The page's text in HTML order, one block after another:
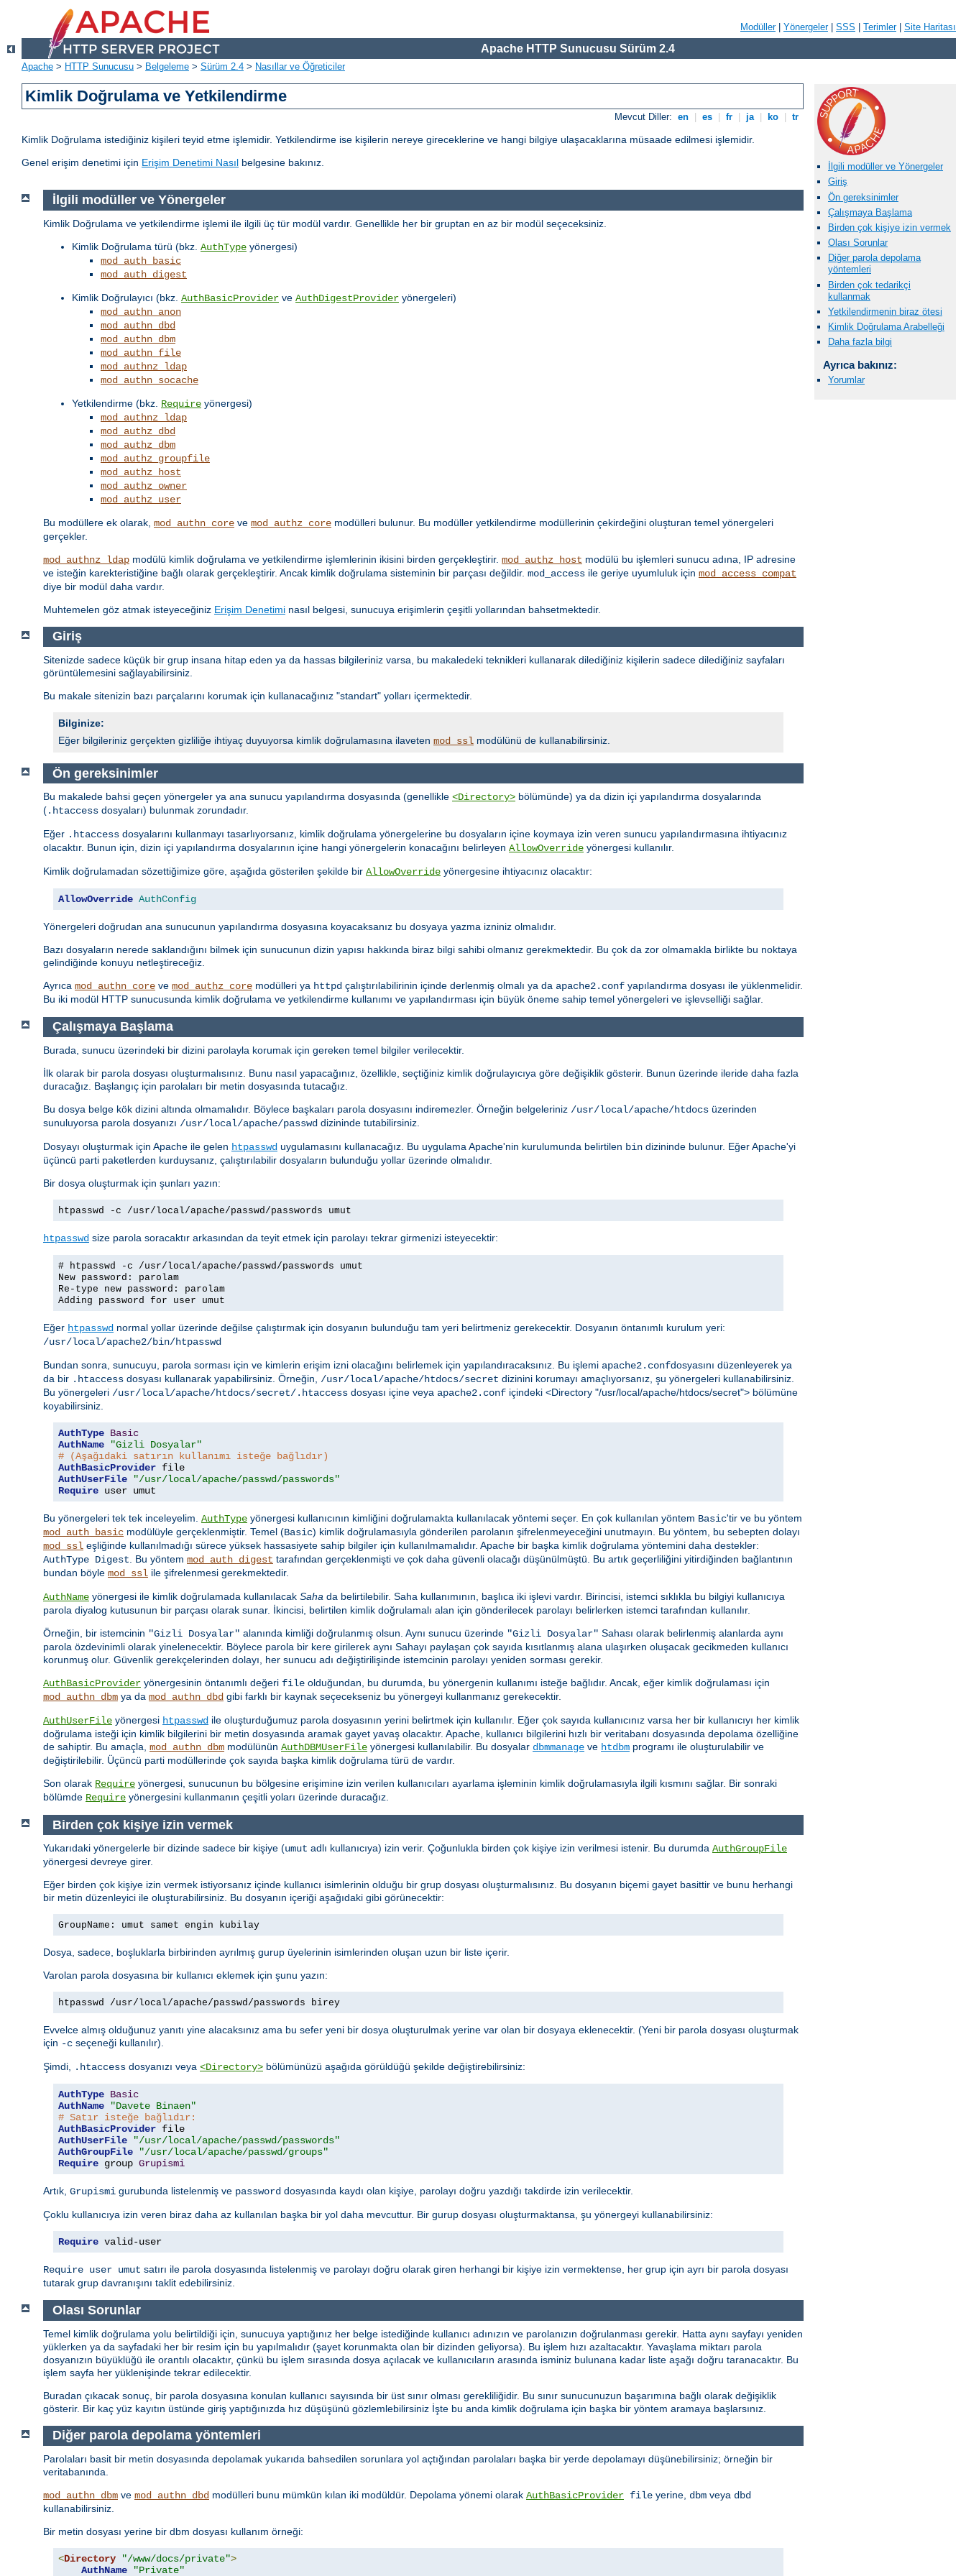
Modüller| Yönergeler| SSS Terimler| Site Haritası
Apache HTTP Sunucusu Sürüm 2.4
Apache > HTTP Sunucusu > Belgeleme > Sürüm 2.4 > Nasıllar ve Öğreticiler
Kimlik Doğrulama ve Yetkilendirme
Mevcut Diller: en es fr ja ko tr
Kimlik Doğrulama istediğiniz kişileri teyid etme işlemidir. Yetkilendirme ise kişilerin nereye gireceklerine ve hangi bilgiye ulaşacaklarına müsaade edilmesi işlemidir.
Genel erişim denetimi için Erişim Denetimi Nasıl belgesine bakınız.
İlgili modüller ve Yönergeler
Giriş
Ön gereksinimler
Çalışmaya Başlama
Birden çok kişiye izin vermek
Olası Sorunlar
Diğer parola depolama
yöntemleri
Birden çok tedarikçi
kullanmak
Yetkilendirmenin biraz ötesi
Kimlik Doğrulama Arabelleği
Daha fazla bilgi
Ayrıca bakınız:
Yorumlar
İlgili modüller ve Yönergeler
Kimlik Doğrulama ve yetkilendirme işlemi ile ilgili üç tür modül vardır. Genellikle her bir gruptan en az bir modül seçeceksiniz.
Kimlik Doğrulama türü (bkz. AuthType yönergesi)
mod_auth_basic
mod_auth_digest
Kimlik Doğrulayıcı (bkz. AuthBasicProvider ve AuthDigestProvider yönergeleri)
mod_authn_anon
mod_authn_dbd
mod_authn_dbm
mod_authn_file
mod_authnz_ldap
mod_authn_socache
Yetkilendirme (bkz. Require yönergesi)
mod_authnz_ldap
mod_authz_dbd
mod_authz_dbm
mod_authz_groupfile
mod_authz_host
mod_authz_owner
mod_authz_user
Bu modüllere ek olarak, mod_authn_core ve mod_authz_core modülleri bulunur. Bu modüller yetkilendirme modüllerinin çekirdeğini oluşturan temel yönergeleri
gerçekler.
mod_authnz_ldap modülü kimlik doğrulama ve yetkilendirme işlemlerinin ikisini birden gerçekleştirir. mod_authz_host modülü bu işlemleri sunucu adına, IP adresine
ve isteğin karekteristiğine bağlı olarak gerçekleştirir. Ancak kimlik doğrulama sisteminin bir parçası değildir. mod_access ile geriye uyumluluk için mod_access_compat
diye bir modül daha vardır.
Muhtemelen göz atmak isteyeceğiniz Erişim Denetimi nasıl belgesi, sunucuya erişimlerin çeşitli yollarından bahsetmektedir.
Giriş
Sitenizde sadece küçük bir grup insana hitap eden ya da hassas bilgileriniz varsa, bu makaledeki teknikleri kullanarak dilediğiniz kişilerin sadece dilediğiniz sayfaları
görüntülemesini sağlayabilirsiniz.
Bu makale sitenizin bazı parçalarını korumak için kullanacağınız "standart" yolları içermektedir.
Bilginize:
Eğer bilgileriniz gerçekten gizliliğe ihtiyaç duyuyorsa kimlik doğrulamasına ilaveten mod_ssl modülünü de kullanabilirsiniz.
Ön gereksinimler
Bu makalede bahsi geçen yönergeler ya ana sunucu yapılandırma dosyasında (genellikle <Directory> bölümünde) ya da dizin içi yapılandırma dosyalarında
(.htaccess dosyaları) bulunmak zorundadır.
Eğer .htaccess dosyalarını kullanmayı tasarlıyorsanız, kimlik doğrulama yönergelerine bu dosyaların içine koymaya izin veren sunucu yapılandırmasına ihtiyacınız
olacaktır. Bunun için, dizin içi yapılandırma dosyalarının içine hangi yönergelerin konacağını belirleyen AllowOverride yönergesi kullanılır.
Kimlik doğrulamadan sözettiğimize göre, aşağıda gösterilen şekilde bir AllowOverride yönergesine ihtiyacınız olacaktır:
AllowOverride AuthConfig
Yönergeleri doğrudan ana sunucunun yapılandırma dosyasına koyacaksanız bu dosyaya yazma izniniz olmalıdır.
Bazı dosyaların nerede saklandığını bilmek için sunucunun dizin yapısı hakkında biraz bilgi sahibi olmanız gerekmektedir. Bu çok da zor olmamakla birlikte bu noktaya
gelindiğinde konuyu netleştireceğiz.
Ayrıca mod_authn_core ve mod_authz_core modülleri ya httpd çalıştırılabilirinin içinde derlenmiş olmalı ya da apache2.conf yapılandırma dosyası ile yüklenmelidir.
Bu iki modül HTTP sunucusunda kimlik doğrulama ve yetkilendirme kullanımı ve yapılandırması için büyük öneme sahip temel yönergeleri ve işlevselliği sağlar.
Çalışmaya Başlama
Burada, sunucu üzerindeki bir dizini parolayla korumak için gereken temel bilgiler verilecektir.
İlk olarak bir parola dosyası oluşturmalısınız. Bunu nasıl yapacağınız, özellikle, seçtiğiniz kimlik doğrulayıcıya göre değişiklik gösterir. Bunun üzerinde ileride daha fazla
duracağız. Başlangıç için parolaları bir metin dosyasında tutacağız.
Bu dosya belge kök dizini altında olmamalıdır. Böylece başkaları parola dosyasını indiremezler. Örneğin belgeleriniz /usr/local/apache/htdocs üzerinden
sunuluyorsa parola dosyanızı /usr/local/apache/passwd dizininde tutabilirsiniz.
Dosyayı oluşturmak için Apache ile gelen htpasswd uygulamasını kullanacağız. Bu uygulama Apache'nin kurulumunda belirtilen bin dizininde bulunur. Eğer Apache'yi
üçüncü parti paketlerden kurduysanız, çalıştırılabilir dosyaların bulunduğu yollar üzerinde olmalıdır.
Bir dosya oluşturmak için şunları yazın:
htpasswd -c /usr/local/apache/passwd/passwords umut
htpasswd size parola soracaktır arkasından da teyit etmek için parolayı tekrar girmenizi isteyecektir:
# htpasswd -c /usr/local/apache/passwd/passwords umut
New password: parolam
Re-type new password: parolam
Adding password for user umut
Eğer htpasswd normal yollar üzerinde değilse çalıştırmak için dosyanın bulunduğu tam yeri belirtmeniz gerekecektir. Dosyanın öntanımlı kurulum yeri:
/usr/local/apache2/bin/htpasswd
Bundan sonra, sunucuyu, parola sorması için ve kimlerin erişim izni olacağını belirlemek için yapılandıracaksınız. Bu işlemi apache2.confdosyasını düzenleyerek ya
da bir .htaccess dosyası kullanarak yapabilirsiniz. Örneğin, /usr/local/apache/htdocs/secret dizinini korumayı amaçlıyorsanız, şu yönergeleri kullanabilirsiniz.
Bu yönergeleri /usr/local/apache/htdocs/secret/.htaccess dosyası içine veya apache2.conf içindeki <Directory "/usr/local/apache/htdocs/secret"> bölümüne
koyabilirsiniz.
AuthType Basic
AuthName
"Gizli Dosyalar"
# (Aşağıdaki satırın kullanımı isteğe bağlıdır)
AuthBasicProvider
AuthUserFile
"/usr/local/apache/passwd/passwords"
Require user umut
Bu yönergeleri tek tek inceleyelim. AuthType yönergesi kullanıcının kimliğini doğrulamakta kullanılacak yöntemi seçer. En çok kullanılan yöntem Basic'tir ve bu yöntem
mod_auth_basic modülüyle gerçeklenmiştir. Temel (Basic) kimlik doğrulamasıyla gönderilen parolanın şifrelenmeyeceğini unutmayın. Bu yöntem, bu sebepten dolayı
mod_ssl eşliğinde kullanılmadığı sürece yüksek hassasiyete sahip bilgiler için kullanılmamalıdır. Apache bir başka kimlik doğrulama yöntemini daha destekler:
AuthType Digest . Bu yöntem mod_auth_digest tarafından gerçeklenmişti ve çok daha güvenli olacağı düşünülmüştü. Bu artık geçerliliğini yitirdiğinden bağlantının
bundan böyle mod_ssl ile şifrelenmesi gerekmektedir.
AuthName yönergesi ile kimlik doğrulamada kullanılacak Saha da belirtilebilir. Saha kullanımının, başlıca iki işlevi vardır. Birincisi, istemci sıklıkla bu bilgiyi kullanıcıya
parola diyalog kutusunun bir parçası olarak sunar. İkincisi, belirtilen kimlik doğrulamalı alan için gönderilecek parolayı belirlerken istemci tarafından kullanılır.
Örneğin, bir istemcinin "Gizli Dosyalar" alanında kimliği doğrulanmış olsun. Aynı sunucu üzerinde "Gizli Dosyalar" Sahası olarak belirlenmiş alanlarda aynı
parola özdevinimli olarak yinelenecektir. Böylece parola bir kere girilerek aynı Sahayı paylaşan çok sayıda kısıtlanmış alana ulaşırken oluşacak gecikmeden kullanıcı
korunmuş olur. Güvenlik gerekçelerinden dolayı, her sunucu adı değiştirilişinde istemcinin parolayı yeniden sorması gerekir.
AuthBasicProvider yönergesinin öntanımlı değeri file olduğundan, bu durumda, bu yönergenin kullanımı isteğe bağlıdır. Ancak, eğer kimlik doğrulaması için
mod_authn_dbm ya da mod_authn_dbd gibi farklı bir kaynak seçecekseniz bu yönergeyi kullanmanız gerekecektir.
AuthUserFile yönergesi htpasswd ile oluşturduğumuz parola dosyasının yerini belirtmek için kullanılır. Eğer çok sayıda kullanıcınız varsa her bir kullanıcıyı her kimlik
doğrulama isteği için kimlik bilgilerini bir metin dosyasında aramak gayet yavaş olacaktır. Apache, kullanıcı bilgilerini hızlı bir veritabanı dosyasında depolama özelliğine
de sahiptir. Bu amaçla, mod_authn_dbm modülünün AuthDBMUserFile yönergesi kullanılabilir. Bu dosyalar dbmmanage ve htdbm programı ile oluşturulabilir ve
değiştirilebilir. Üçüncü parti modüllerinde çok sayıda başka kimlik doğrulama türü de vardır.
Son olarak Require yönergesi, sunucunun bu bölgesine erişimine izin verilen kullanıcıları ayarlama işleminin kimlik doğrulamasıyla ilgili kısmını sağlar. Bir sonraki
bölümde Require yönergesini kullanmanın çeşitli yoları üzerinde duracağız.
Birden çok kişiye izin vermek
Yukarıdaki yönergelerle bir dizinde sadece bir kişiye (umut adlı kullanıcıya) izin verir. Çoğunlukla birden çok kişiye izin verilmesi istenir. Bu durumda AuthGroupFile
yönergesi devreye girer.
Eğer birden çok kişiye izin vermek istiyorsanız içinde kullanıcı isimlerinin olduğu bir grup dosyası oluşturmalısınız. Bu dosyanın biçemi gayet basittir ve bunu herhangi
bir metin düzenleyici ile oluşturabilirsiniz. Bu dosyanın içeriği aşağıdaki gibi görünecektir:
GroupName: umut samet engin kubilay
Dosya, sadece, boşluklarla birbirinden ayrılmış gurup üyelerinin isimlerinden oluşan uzun bir liste içerir.
Varolan parola dosyasına bir kullanıcı eklemek için şunu yazın:
htpasswd /usr/local/apache/passwd/passwords birey
Evvelce almış olduğunuz yanıtı yine alacaksınız ama bu sefer yeni bir dosya oluşturulmak yerine var olan bir dosyaya eklenecektir. (Yeni bir parola dosyası oluşturmak
için -c seçeneği kullanılır).
Şimdi, .htaccess dosyanızı veya <Directory> bölümünüzü aşağıda görüldüğü şekilde değiştirebilirsiniz:
AuthType Basic
AuthName
"Davete Binaen"
# Satır isteğe bağlıdır:
AuthBasicProvider
AuthUserFile
"/usr/local/apache/passwd/passwords"
AuthGroupFile
"/usr/local/apache/passwd/groups"
Require group Grupismi
Artık, Grupismi gurubunda listelenmiş ve password dosyasında kaydı olan kişiye, parolayı doğru yazdığı takdirde izin verilecektir.
Çoklu kullanıcıya izin veren biraz daha az kullanılan başka bir yol daha mevcuttur. Bir gurup dosyası oluşturmaktansa, şu yönergeyi kullanabilirsiniz:
Require valid-user
Require user umut satırı ile parola dosyasında listelenmiş ve parolayı doğru olarak giren herhangi bir kişiye izin vermektense, her grup için ayrı bir parola dosyası
tutarak grup davranışını taklit edebilirsiniz.
Olası Sorunlar
Temel kimlik doğrulama yolu belirtildiği için, sunucuya yaptığınız her belge istediğinde kullanıcı adınızın ve parolanızın doğrulanması gerekir. Hatta aynı sayfayı yeniden
yüklerken ya da sayfadaki her bir resim için bu yapılmalıdır (şayet korunmakta olan bir dizinden geliyorsa). Bu işlem hızı azaltacaktır. Yavaşlama miktarı parola
dosyanızın büyüklüğü ile orantılı olacaktır, çünkü bu işlem sırasında dosya açılacak ve kullanıcıların arasında isminiz bulunana kadar liste aşağı doğru taranacaktır. Bu
işlem sayfa her yüklenişinde tekrar edilecektir.
Buradan çıkacak sonuç, bir parola dosyasına konulan kullanıcı sayısında bir üst sınır olması gerekliliğidir. Bu sınır sunucunuzun başarımına bağlı olarak değişiklik
gösterir. Bir kaç yüz kayıtın üstünde giriş yaptığınızda hız düşüşünü gözlemlebilirsiniz İşte bu anda kimlik doğrulama için başka bir yöntem aramaya başlarsınız.
Diğer parola depolama yöntemleri
Parolaları basit bir metin dosyasında depolamak yukarıda bahsedilen sorunlara yol açtığından parolaları başka bir yerde depolamayı düşünebilirsiniz; örneğin bir
veritabanında.
mod_authn_dbm ve mod_authn_dbd modülleri bunu mümkün kılan iki modüldür. Depolama yönemi olarak AuthBasicProvider file yerine, dbm veya dbd
kullanabilirsiniz.
Bir metin dosyası yerine bir dbm dosyası kullanım örneği:
<Directory "/www/docs/private">
AuthName
"Private"